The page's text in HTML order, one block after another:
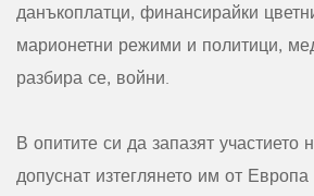
данъкоплатци, финансирайки
марионетни режими и политици,
разбира се, войни.
В опитите си да запазят
допуснат изтеглянето им от Европа